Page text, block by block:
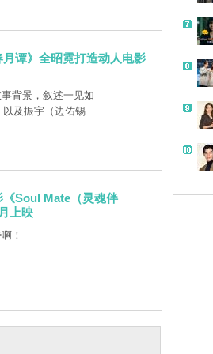
月谭》全昭霓打造动人电影
背景，叙述一见如
及振宇（边佑锡
Soul Mate（灵魂伴
上映
！